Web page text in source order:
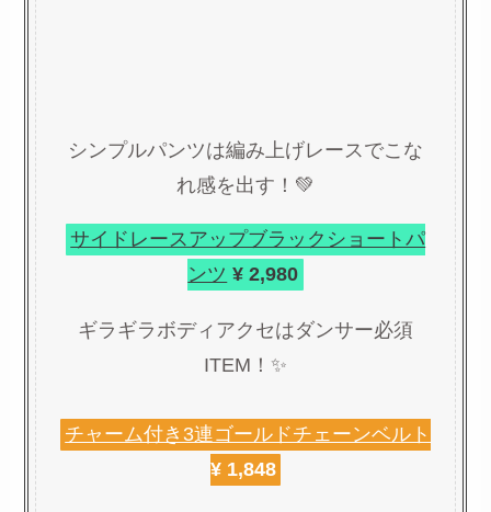
シンプルパンツは編み上げレースでこな
れ感を出す！💚
サイドレースアップブラックショートパ
ンツ ¥ 2,980
ギラギラボディアクセはダンサー必須
ITEM！✨
チャーム付き3連ゴールドチェーンベルト
¥ 1,848